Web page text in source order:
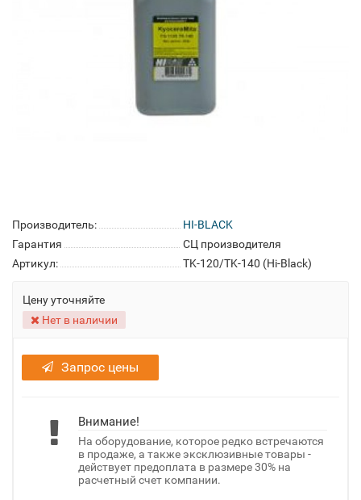
Производитель:
HI-BLACK
Гарантия
СЦ производителя
Артикул:
TK-120/TK-140 (Hi-Black)
Цену уточняйте
Нет в наличии
Запрос цены
Внимание!
На оборудование, которое редко встречаются
в продаже, а также эксклюзивные товары -
действует предоплата в размере 30% на
расчетный счет компании.